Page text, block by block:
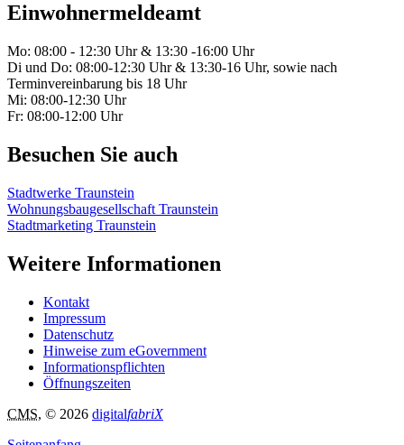
Einwohnermeldeamt
Mo: 08:00 - 12:30 Uhr & 13:30 -16:00 Uhr
Di und Do: 08:00-12:30 Uhr & 13:30-16 Uhr, sowie nach
Terminvereinbarung bis 18 Uhr
Mi: 08:00-12:30 Uhr
Fr: 08:00-12:00 Uhr
Besuchen Sie auch
Stadtwerke Traunstein
Wohnungsbaugesellschaft Traunstein
Stadtmarketing Traunstein
Weitere Informationen
Kontakt
Impressum
Datenschutz
Hinweise zum eGovernment
Informationspflichten
Öffnungszeiten
CMS, © 2026 digitalfabriX